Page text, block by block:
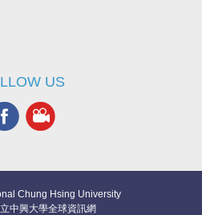
US
Chung Hsing University
中興大學全球資訊網